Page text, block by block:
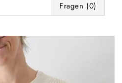
Fragen (0)